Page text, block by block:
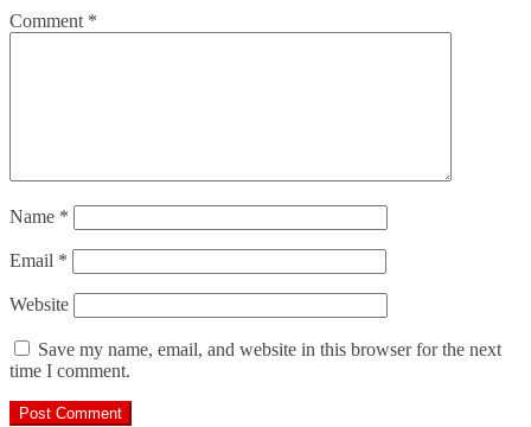
Comment *
Name *
Email *
Website
Save my name, email, and website in this browser for the next
time I comment.